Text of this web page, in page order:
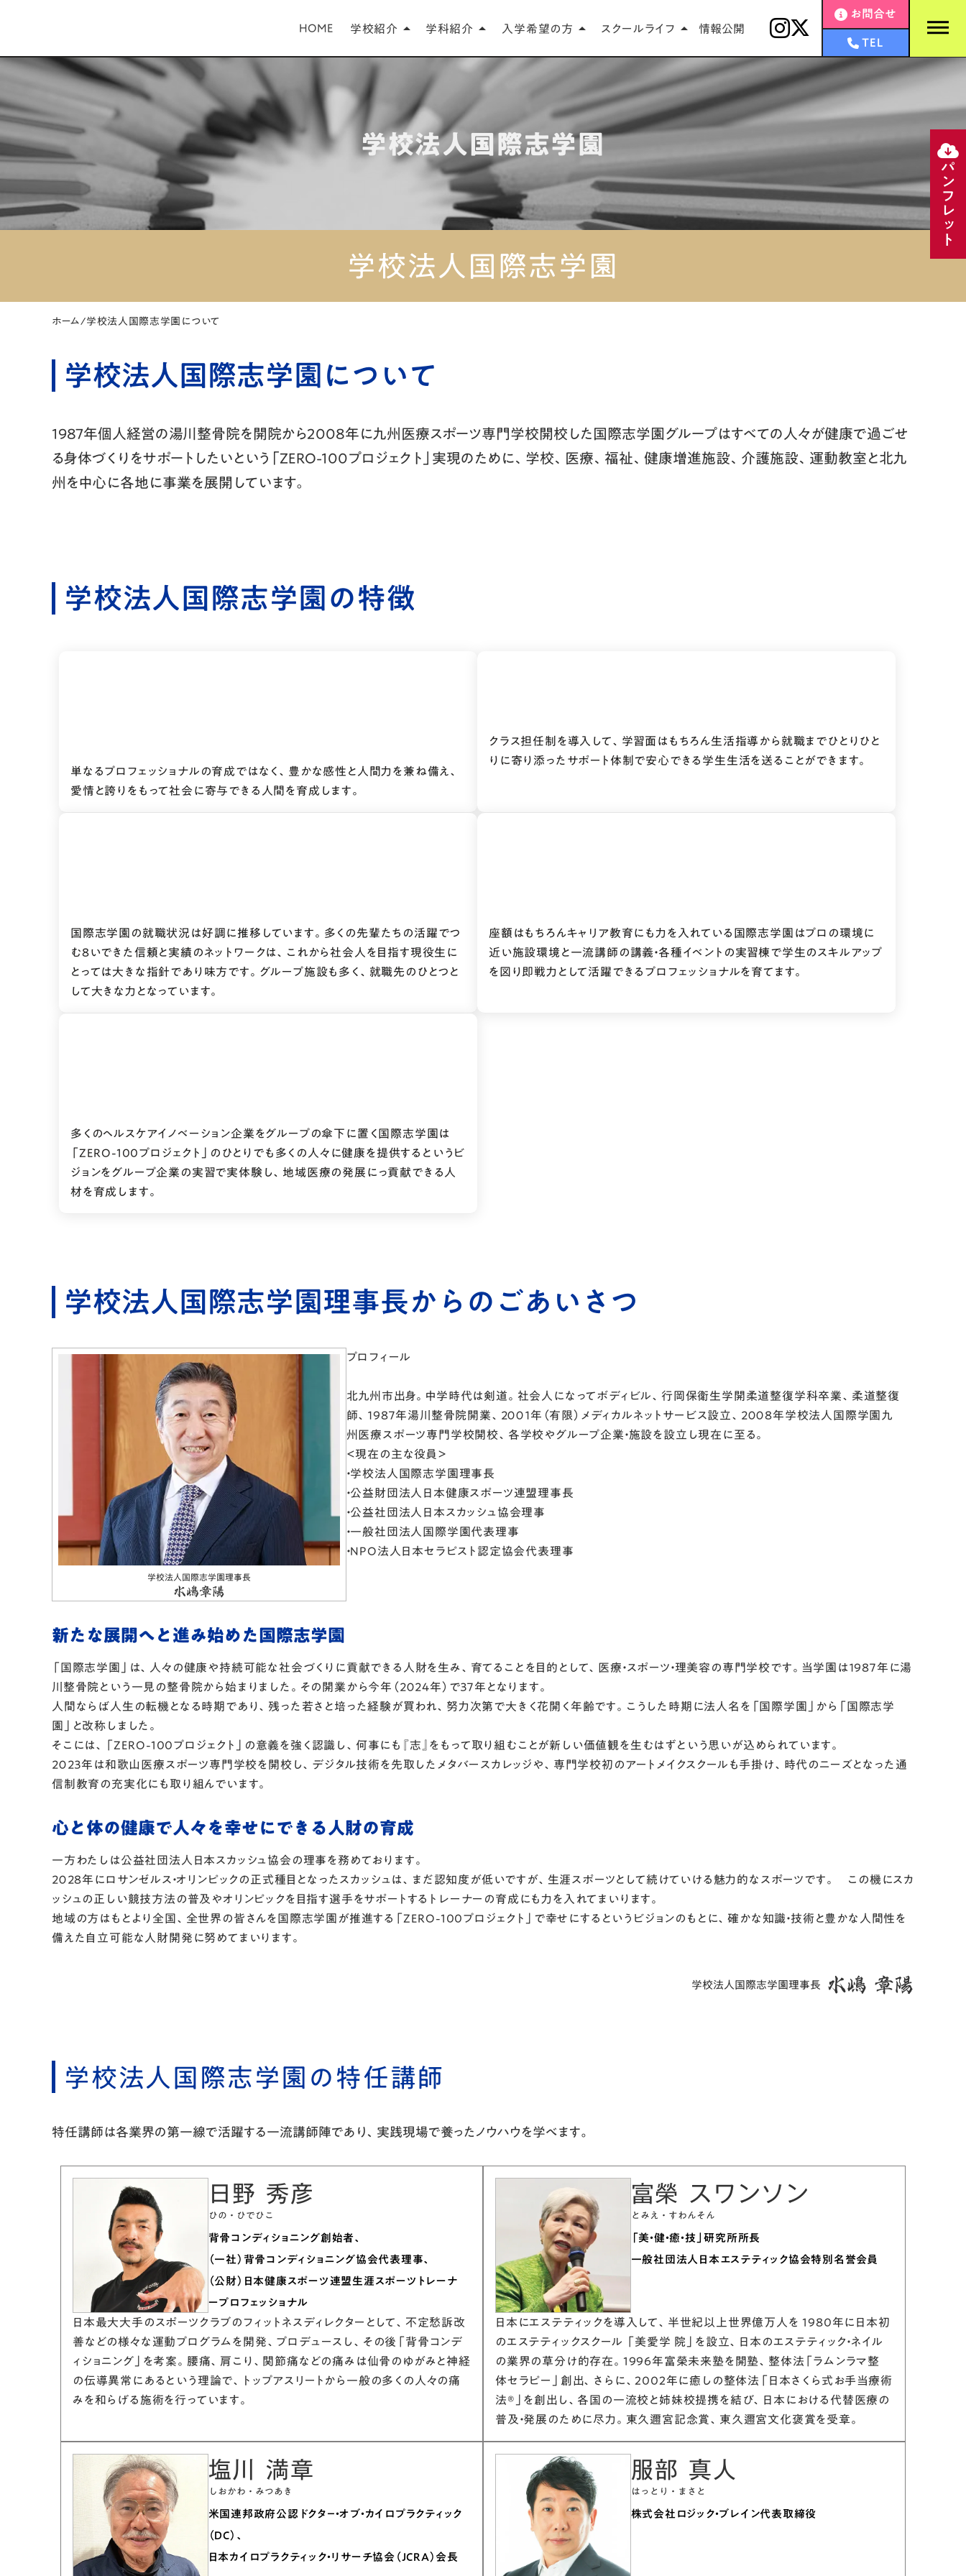
学校法人国際志学園
学校法人国際志学園
ホーム/学校法人国際志学園について
学校法人国際志学園について
1987年個人経営の湯川整骨院を開院から2008年に九州医療スポーツ専門学校開校した国際志学園グループはすべての人々が健康で過ごせ
る身体づくりをサポートしたいという「ZERO-100プロジェクト」実現のために、学校、医療、福祉、健康増進施設、介護施設、運動教室と北九
州を中心に各地に事業を展開しています。
学校法人国際志学園の特徴
単なるプロフェッショナルの育成ではなく、豊かな感性と人間力を兼ね備え、
愛情と誇りをもって社会に寄与できる人間を育成します。
クラス担任制を導入して、学習面はもちろん生活指導から就職までひとりひと
りに寄り添ったサポート体制で安心できる学生生活を送ることができます。
国際志学園の就職状況は好調に推移しています。多くの先輩たちの活躍でつ
む８いできた信頼と実績のネットワークは、これから社会人を目指す現役生に
とっては大きな指針であり味方です。グループ施設も多く、就職先のひとつと
して大きな力となっています。
座額はもちろんキャリア教育にも力を入れている国際志学園はプロの環境に
近い施設環境と一流講師の講義・各種イベントの実習棟で学生のスキルアップ
を図り即戦力として活躍できるプロフェッショナルを育てます。
多くのヘルスケアイノベーション企業をグループの傘下に置く国際志学園は
「ZERO-100プロジェクト」のひとりでも多くの人々に健康を提供するというビ
ジョンをグループ企業の実習で実体験し、地域医療の発展にっ貢献できる人
材を育成します。
学校法人国際志学園理事長からのごあいさつ
学校法人国際志学園理事長
水嶋章陽
プロフィール
北九州市出身。中学時代は剣道。社会人になってボディビル、行岡保衛生学開柔道整復学科卒業、柔道整復
師、１９８７年湯川整骨院開業、２００１年（有限）メディカルネットサービス設立、２００８年学校法人国際学園九
州医療スポーツ専門学校開校、各学校やグループ企業・施設を設立し現在に至る。
＜現在の主な役員＞
・学校法人国際志学園理事長
・公益財団法人日本健康スポーツ連盟理事長
・公益社団法人日本スカッシュ協会理事
・一般社団法人国際学園代表理事
・NPO法人日本セラピスト認定協会代表理事
新たな展開へと進み始めた国際志学園
「国際志学園」は、人々の健康や持続可能な社会づくりに貢献できる人財を生み、育てることを目的として、医療・スポーツ・理美容の専門学校です。当学園は１９８７年に湯
川整骨院という一見の整骨院から始まりました。その開業から今年（２０２４年）で３７年となります。
人間ならば人生の転機となる時期であり、残った若さと培った経験が買われ、努力次第で大きく花開く年齢です。こうした時期に法人名を「国際学園」から「国際志学
園」と改称しました。
そこには、「ZERO-100プロジェクト」の意義を強く認識し、何事にも『志』をもって取り組むことが新しい価値観を生むはずという思いが込められています。
２０２３年は和歌山医療スポーツ専門学校を開校し、デジタル技術を先取したメタバースカレッジや、専門学校初のアートメイクスクールも手掛け、時代のニーズとなった通
信制教育の充実化にも取り組んでいます。
心と体の健康で人々を幸せにできる人財の育成
一方わたしは公益社団法人日本スカッシュ協会の理事を務めております。
２０２８年にロサンゼルス・オリンピックの正式種目となったスカッシュは、まだ認知度が低いですが、生涯スポーツとして続けていける魅力的なスポーツです。 この機にスカ
ッシュの正しい競技方法の普及やオリンピックを目指す選手をサポートするトレーナーの育成にも力を入れてまいります。
地域の方はもとより全国、全世界の皆さんを国際志学園が推進する「ZERO-100プロジェクト」で幸せにするというビジョンのもとに、確かな知識・技術と豊かな人間性を
備えた自立可能な人財開発に努めてまいります。
学校法人国際志学園理事長 水嶋 章陽
学校法人国際志学園の特任講師
特任講師は各業界の第一線で活躍する一流講師陣であり、実践現場で養ったノウハウを学べます。
日野 秀彦
ひの・ひでひこ
背骨コンディショニング創始者、
（一社）背骨コンディショニング協会代表理事、
（公財）日本健康スポーツ連盟生涯スポーツトレーナ
ープロフェッショナル
日本最大大手のスポーツクラブのフィットネスディレクターとして、不定愁訴改
善などの様々な運動プログラムを開発、プロデュースし、その後「背骨コンデ
ィショニング」を考案。腰痛、肩こり、関節痛などの痛みは仙骨のゆがみと神経
の伝導異常にあるという理論で、トップアスリートから一般の多くの人々の痛
みを和らげる施術を行っています。
富榮 スワンソン
とみえ・すわんそん
「美・健・癒・技」研究所所長
一般社団法人日本エステティック協会特別名誉会員
日本にエステティックを導入して、半世紀以上世界億万人を 1980年に日本初
のエステティックスクール 「美愛学 院」を設立、日本のエステティック・ネイル
の業界の草分け的存在。1996年富榮未来塾を開塾、整体法「ラムンラマ整
体セラピー」創出、さらに、2002年に癒しの整体法「日本さくら式お手当療術
法®」を創出し、各国の一流校と姉妹校提携を結び、日本における代替医療の
普及・発展のために尽力。東久邇宮記念賞、東久邇宮文化褒賞を受章。
塩川 満章
しおかわ・みつあき
米国連邦政府公認ドクタ－・オブ・カイロプラクティック
（DC）、
日本カイロプラクティック・リサーチ協会（JCRA）会長
服部 真人
はっとり・まさと
株式会社ロジック・ブレイン代表取締役
お問合せ
TEL
dehaze
HOME 学校紹介 arrow_drop_up 学科紹介 arrow_drop_up 入学希望の方 arrow_drop_up スクールライフ arrow_drop_up 情報公開
パンフレット